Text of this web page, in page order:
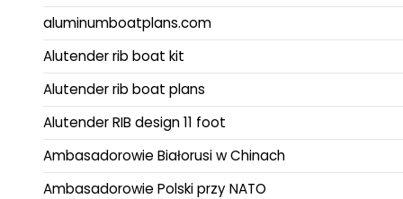
aluminumboatplans.com
Alutender rib boat kit
Alutender rib boat plans
Alutender RIB design 11 foot
Ambasadorowie Białorusi w Chinach
Ambasadorowie Polski przy NATO